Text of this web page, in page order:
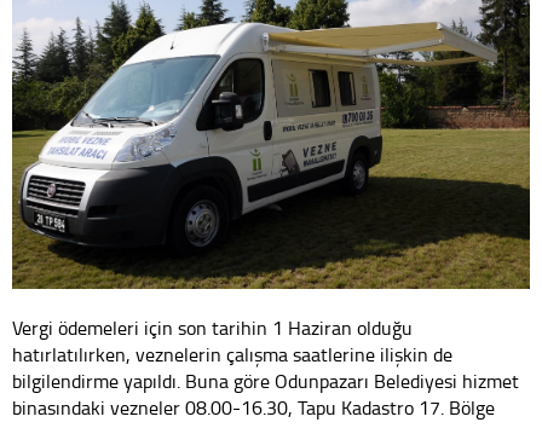
Vergi ödemeleri için son tarihin 1 Haziran olduğu
hatırlatılırken, veznelerin çalışma saatlerine ilişkin de
bilgilendirme yapıldı. Buna göre Odunpazarı Belediyesi hizmet
binasındaki vezneler 08.00-16.30, Tapu Kadastro 17. Bölge